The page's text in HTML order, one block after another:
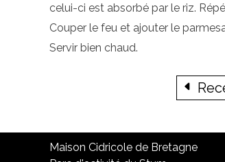
celui-ci est absorbé par le riz.
Couper le feu et ajouter le
Servir bien chaud.
Maison Cidricole de Bretagne